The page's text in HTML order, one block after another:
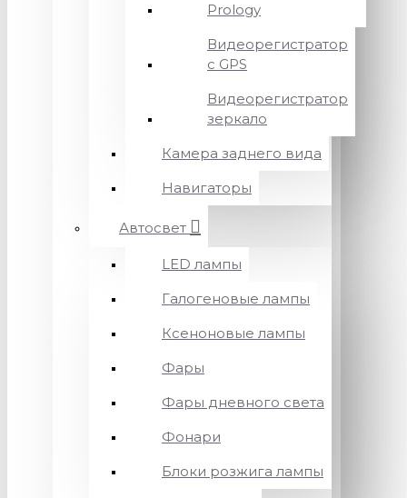
Prology
Видеорегистратор
с GPS
Видеорегистратор
зеркало
Камера заднего вида
Навигаторы
Автосвет
LED лампы
Галогеновые лампы
Ксеноновые лампы
Фары
Фары дневного света
Фонари
Блоки розжига лампы